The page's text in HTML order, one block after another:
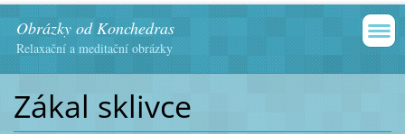
Obrázky od Konchedras
Relaxační a meditační obrázky
Zákal sklivce